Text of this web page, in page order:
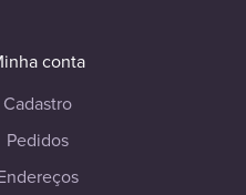
conta
Cadastro
Pedidos